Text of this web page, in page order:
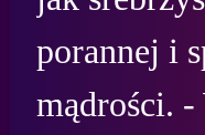
porannej i
mądrości. -